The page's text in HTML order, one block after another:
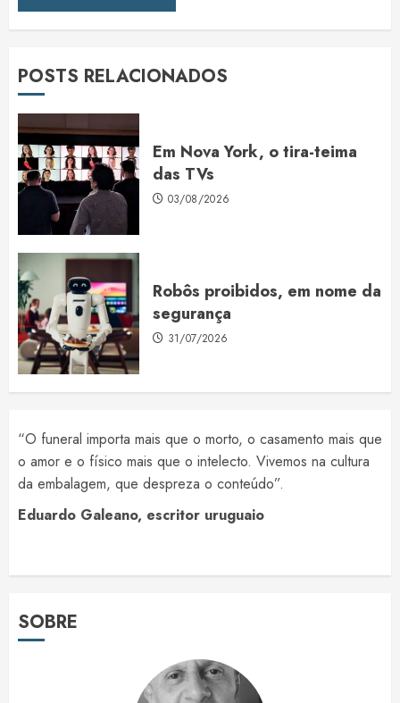
POSTS RELACIONADOS
Em Nova York, o tira-teima
das TVs
03/08/2026
Robôs proibidos, em nome da
segurança
31/07/2026
“O funeral importa mais que o morto, o casamento mais que
o amor e o físico mais que o intelecto. Vivemos na cultura
da embalagem, que despreza o conteúdo”.
Eduardo Galeano, escritor uruguaio
SOBRE